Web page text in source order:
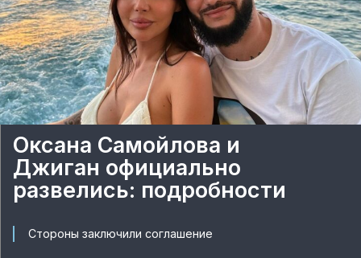
Оксана Самойлова и
Джиган официально
развелись: подробности
Стороны заключили соглашение